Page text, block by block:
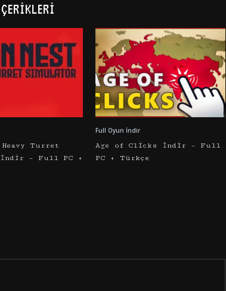
Heavy Turret
İndir – Full PC +
Full Oyun İndir
Age of Clicks İndir – Full
PC + Türkçe